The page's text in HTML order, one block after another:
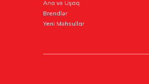
Ana və Uşaq
Brendlər
Yeni Məhsullar